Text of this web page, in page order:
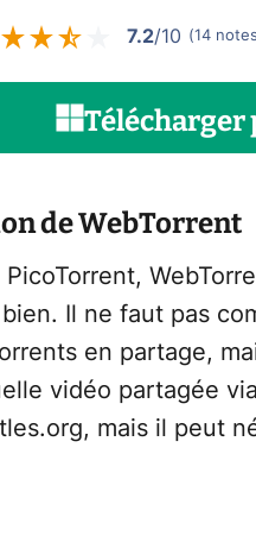
7.2/10 (14 notes
Télécharger
de WebTorrent
bien. Il ne faut pas
en partage,
vidéo partagée
mais il peut